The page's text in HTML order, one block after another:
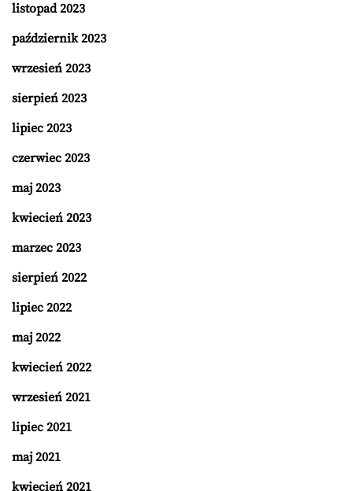
listopad 2023
październik 2023
wrzesień 2023
sierpień 2023
lipiec 2023
czerwiec 2023
maj 2023
kwiecień 2023
marzec 2023
sierpień 2022
lipiec 2022
maj 2022
kwiecień 2022
wrzesień 2021
lipiec 2021
maj 2021
kwiecień 2021